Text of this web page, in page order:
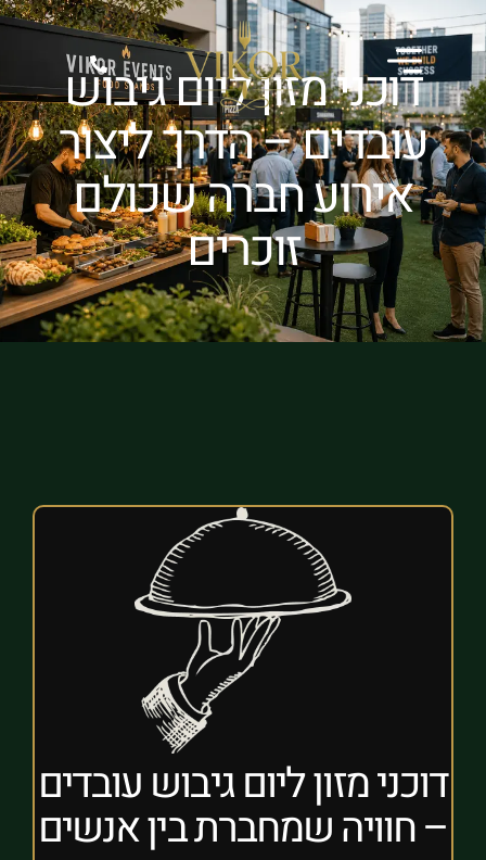
דוכני מזון ליום גיבוש
עובדים – הדרך ליצור
אירוע חברה שכולם
זוכרים
דוכני מזון ליום גיבוש עובדים
– חוויה שמחברת בין אנשים